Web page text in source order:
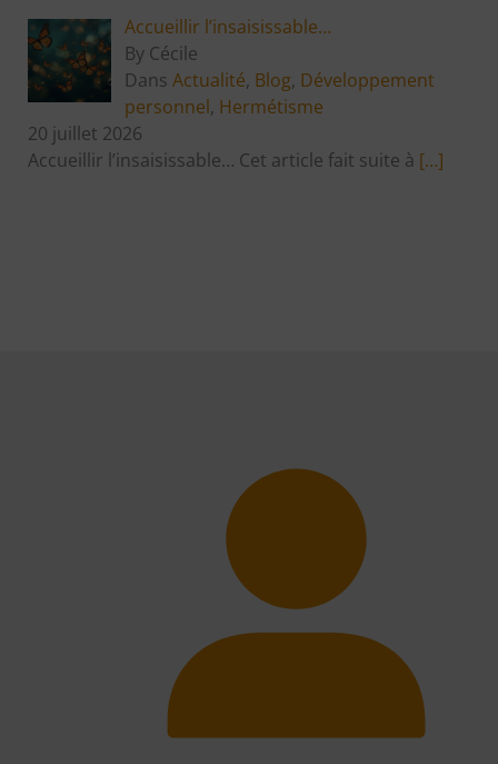
Accueillir l’insaisissable…
By Cécile
Dans Actualité, Blog, Développement
personnel, Hermétisme
20 juillet 2026
Accueillir l’insaisissable… Cet article fait suite à […]